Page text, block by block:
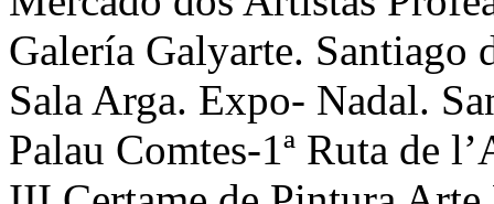
Galería Galyarte. Santiago
Sala Arga. Expo- Nadal.
Palau Comtes-1ª Ruta de